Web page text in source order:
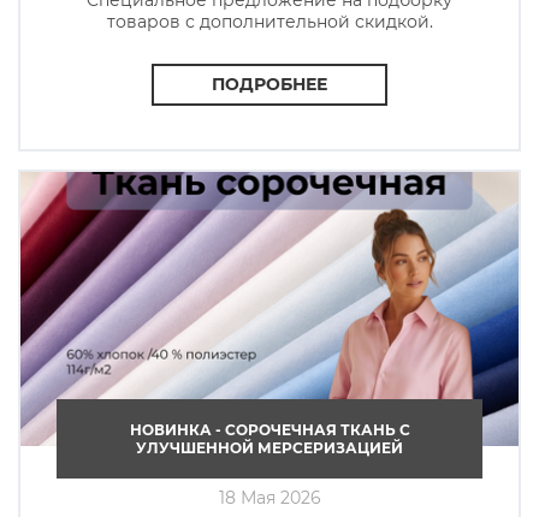
товаров с дополнительной скидкой.
ПОДРОБНЕЕ
НОВИНКА - СОРОЧЕЧНАЯ ТКАНЬ C
УЛУЧШЕННОЙ МЕРСЕРИЗАЦИЕЙ
18 Мая 2026